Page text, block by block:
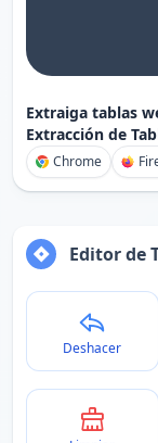
Extraiga tablas
Extracción de
Chrome
Editor de
Deshacer